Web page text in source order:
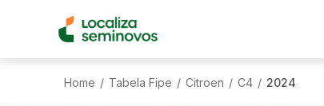
Home / Tabela Fipe / Citroen / C4 / 2024